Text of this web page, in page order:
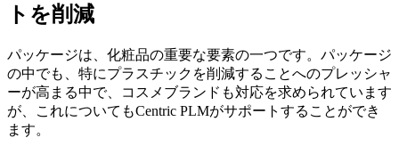
トを削減
パッケージは、化粧品の重要な要素の一つです。パッケージ
の中でも、特にプラスチックを削減することへのプレッシャ
ーが高まる中で、コスメブランドも対応を求められています
が、これについてもCentric PLMがサポートすることができ
ます。